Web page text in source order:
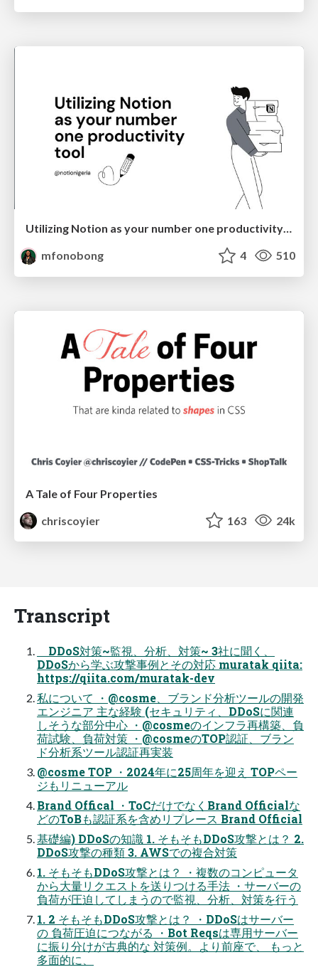
Utilizing Notion as your number one productivity tool
mfonobong
4 510
A Tale of Four Properties
chriscoyier
163 24k
Transcript
DDoS対策~監視、分析、対策~ 3社に聞く、
DDoSから学ぶ攻撃事例とその対応 muratak qiita:
https://qiita.com/muratak-dev
私について ・@cosme、ブランド分析ツールの開発
エンジニア 主な経験 (セキュリティ、DDoSに関連
しそうな部分中心 ・@cosmeのインフラ再構築、負
荷試験、負荷対策 ・@cosmeのTOP認証、ブラン
ド分析系ツール認証再実装
@cosme TOP ・2024年に25周年を迎え TOPペー
ジもリニューアル
Brand Offical ・ToCだけでなくBrand Officialな
どのToBも認証系を含めリプレース Brand Official
基礎編) DDoSの知識 1. そもそもDDoS攻撃とは？ 2.
DDoS攻撃の種類 3. AWSでの複合対策
1. そもそもDDoS攻撃とは？ ・複数のコンピュータ
から大量リクエストを送りつける手法 ・サーバーの
負荷が圧迫してしまうので監視、分析、対策を行う
1. 2 そもそもDDoS攻撃とは？ ・DDoSはサーバー
の 負荷圧迫につながる ・Bot Reqsは専用サーバー
に振り分けが古典的な 対策例。より前座で、 もっと
多面的に、